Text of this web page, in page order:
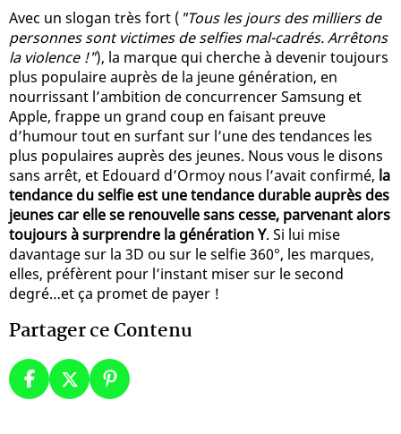
Avec un slogan très fort ( "Tous les jours des milliers de
personnes sont victimes de selfies mal-cadrés. Arrêtons
la violence !"), la marque qui cherche à devenir toujours
plus populaire auprès de la jeune génération, en
nourrissant l’ambition de concurrencer Samsung et
Apple, frappe un grand coup en faisant preuve
d’humour tout en surfant sur l’une des tendances les
plus populaires auprès des jeunes. Nous vous le disons
sans arrêt, et Edouard d’Ormoy nous l’avait confirmé, la
tendance du selfie est une tendance durable auprès des
jeunes car elle se renouvelle sans cesse, parvenant alors
toujours à surprendre la génération Y. Si lui mise
davantage sur la 3D ou sur le selfie 360°, les marques,
elles, préfèrent pour l’instant miser sur le second
degré…et ça promet de payer !
Partager ce Contenu